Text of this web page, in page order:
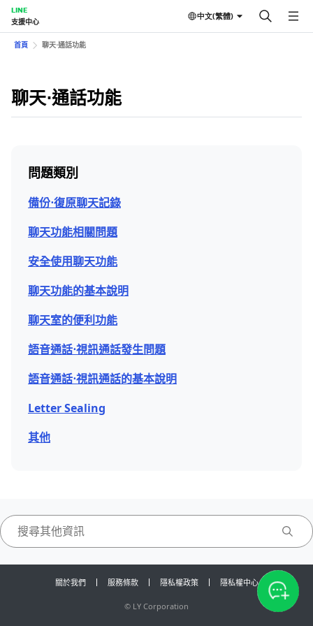
LINE
支援中心
中文(繁體)
首頁 聊天⋅通話功能
聊天⋅通話功能
問題類別
備份⋅復原聊天記錄
聊天功能相關問題
安全使用聊天功能
聊天功能的基本說明
聊天室的便利功能
語音通話⋅視訊通話發生問題
語音通話⋅視訊通話的基本說明
Letter Sealing
其他
關於我們 服務條款 隱私權政策 隱私權中心
© LY Corporation